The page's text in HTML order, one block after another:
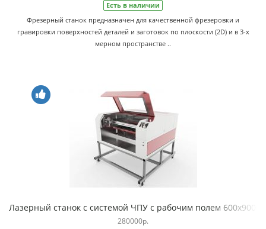
Есть в наличии
Фрезерный станок предназначен для качественной фрезеровки и
гравировки поверхностей деталей и заготовок по плоскости (2D) и в 3-х
мерном пространстве ..
Лазерный станок с системой ЧПУ с рабочим полем
280000р.